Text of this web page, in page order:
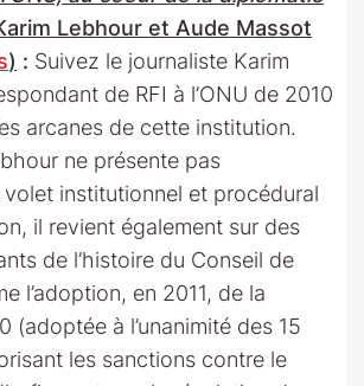
Lebhour et Aude Massot
) : Suivez le journaliste Karim
de RFI à l’ONU de 2010
arcanes de cette institution.
ne présente pas
volet institutionnel et procédural
il revient également sur des
de l’histoire du Conseil de
l’adoption, en 2011, de la
(adoptée à l’unanimité des 15
les sanctions contre le